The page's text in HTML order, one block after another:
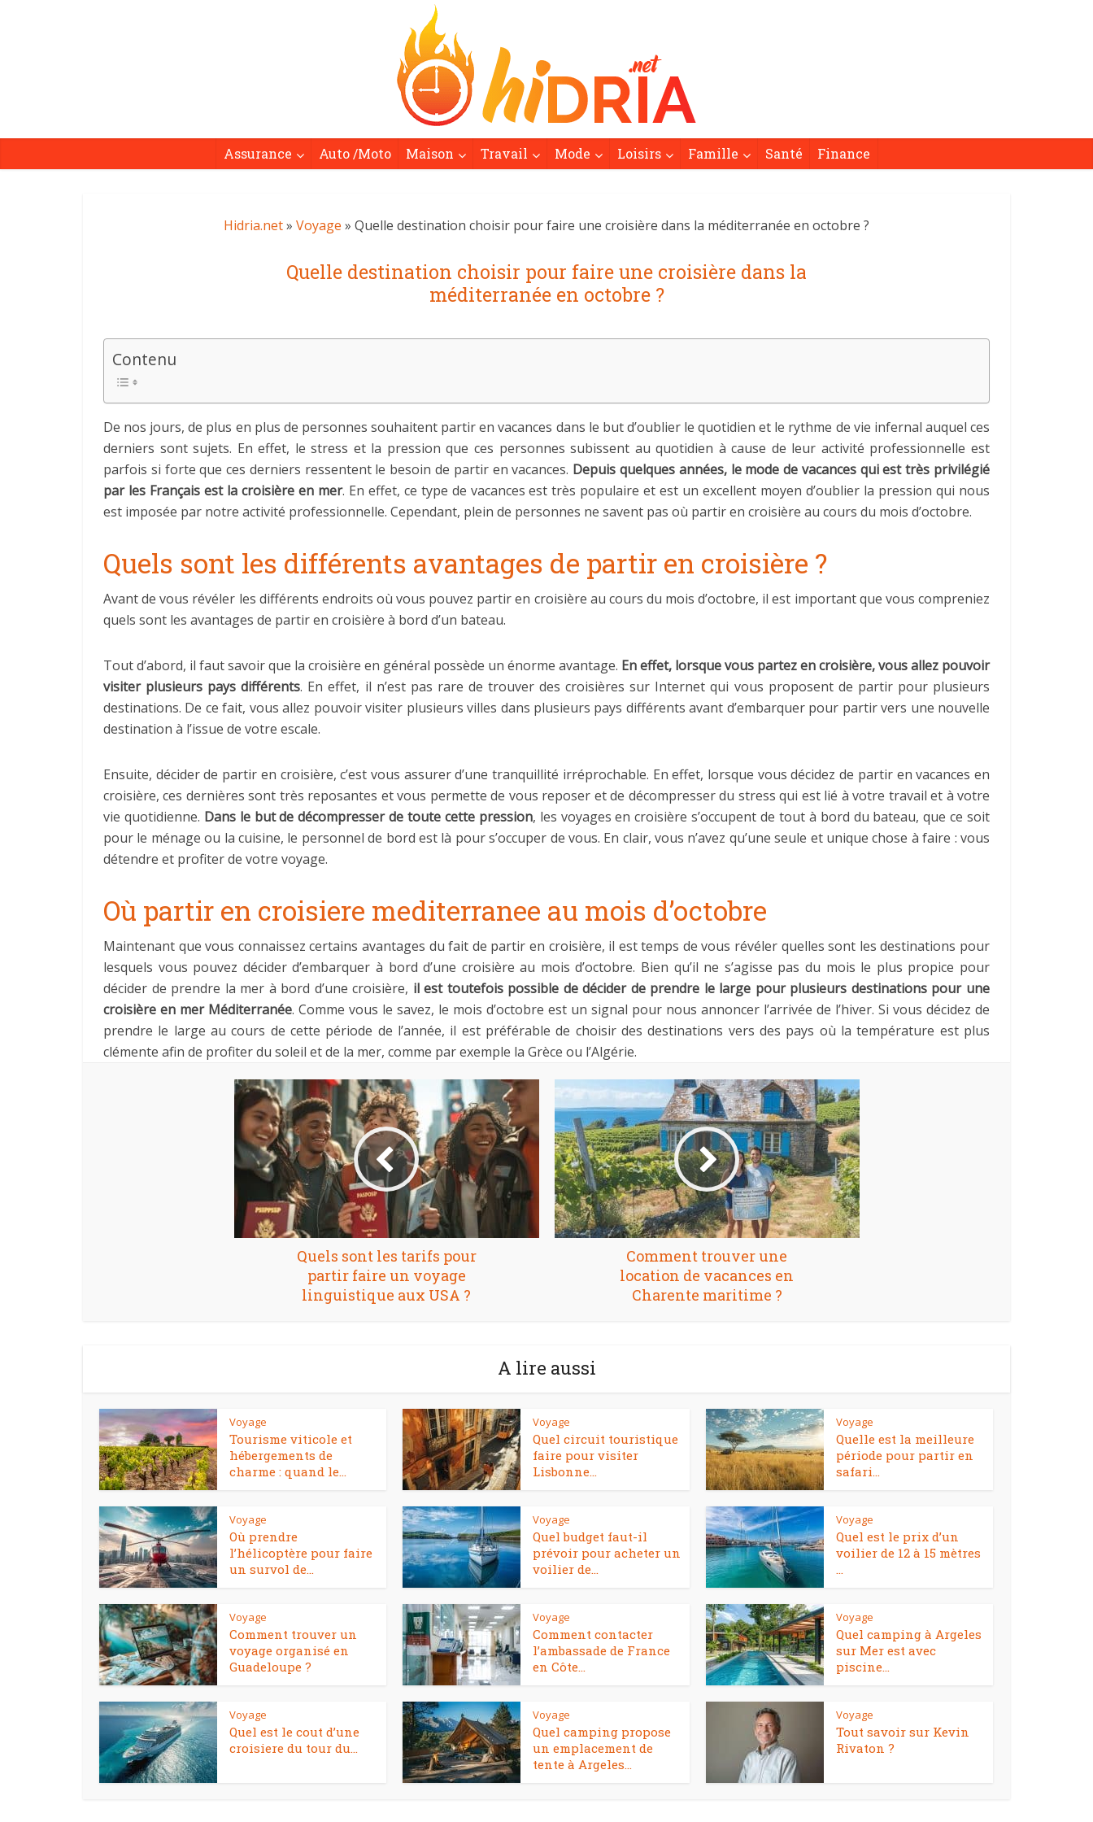
Assurance Auto /Moto Maison Travail Mode Loisirs Famille Santé Finance
Hidria.net» Voyage » Quelle destination choisir pour faire une croisière dans la méditerranée en octobre ?
Quelle destination choisir pour faire une croisière dans la
méditerranée en octobre ?
Contenu
De nos jours, de plus en plus de personnes souhaitent partir en vacances dans le but d’oublier le quotidien et le rythme de vie infernal auquel ces
derniers sont sujets. En effet, le stress et la pression que ces personnes subissent au quotidien à cause de leur activité professionnelle est
parfois si forte que ces derniers ressentent le besoin de partir en vacances. Depuis quelques années, le mode de vacances qui est très privilégié
par les Français est la croisière en mer. En effet, ce type de vacances est très populaire et est un excellent moyen d’oublier la pression qui nous
est imposée par notre activité professionnelle. Cependant, plein de personnes ne savent pas où partir en croisière au cours du mois d’octobre.
Quels sont les différents avantages de partir en croisière ?
Avant de vous révéler les différents endroits où vous pouvez partir en croisière au cours du mois d’octobre, il est important que vous compreniez
quels sont les avantages de partir en croisière à bord d’un bateau.
Tout d’abord, il faut savoir que la croisière en général possède un énorme avantage. En effet, lorsque vous partez en croisière, vous allez pouvoir
visiter plusieurs pays différents. En effet, il n’est pas rare de trouver des croisières sur Internet qui vous proposent de partir pour plusieurs
destinations. De ce fait, vous allez pouvoir visiter plusieurs villes dans plusieurs pays différents avant d’embarquer pour partir vers une nouvelle
destination à l’issue de votre escale.
Ensuite, décider de partir en croisière, c’est vous assurer d’une tranquillité irréprochable. En effet, lorsque vous décidez de partir en vacances en
croisière, ces dernières sont très reposantes et vous permette de vous reposer et de décompresser du stress qui est lié à votre travail et à votre
vie quotidienne. Dans le but de décompresser de toute cette pression, les voyages en croisière s’occupent de tout à bord du bateau, que ce soit
pour le ménage ou la cuisine, le personnel de bord est là pour s’occuper de vous. En clair, vous n’avez qu’une seule et unique chose à faire : vous
détendre et profiter de votre voyage.
Où partir en croisiere mediterranee au mois d’octobre
Maintenant que vous connaissez certains avantages du fait de partir en croisière, il est temps de vous révéler quelles sont les destinations pour
lesquels vous pouvez décider d’embarquer à bord d’une croisière au mois d’octobre. Bien qu’il ne s’agisse pas du mois le plus propice pour
décider de prendre la mer à bord d’une croisière, il est toutefois possible de décider de prendre le large pour plusieurs destinations pour une
croisière en mer Méditerranée. Comme vous le savez, le mois d’octobre est un signal pour nous annoncer l’arrivée de l’hiver. Si vous décidez de
prendre le large au cours de cette période de l’année, il est préférable de choisir des destinations vers des pays où la température est plus
clémente afin de profiter du soleil et de la mer, comme par exemple la Grèce ou l’Algérie.
Quels sont les tarifs pour
partir faire un voyage
linguistique aux USA ?
Comment trouver une
location de vacances en
Charente maritime ?
A lire aussi
Voyage
Tourisme viticole et
hébergements de
charme : quand le...
Voyage
Quel circuit touristique
faire pour visiter
Lisbonne...
Voyage
Quelle est la meilleure
période pour partir en
safari...
Voyage
Où prendre
l’hélicoptère pour faire
un survol de...
Voyage
Quel budget faut-il
prévoir pour acheter un
voilier de...
Voyage
Quel est le prix d’un
voilier de 12 à 15 mètres
...
Voyage
Comment trouver un
voyage organisé en
Guadeloupe ?
Voyage
Comment contacter
l’ambassade de France
en Côte...
Voyage
Quel camping à Argeles
sur Mer est avec
piscine...
Voyage
Quel est le cout d’une
croisiere du tour du...
Voyage
Quel camping propose
un emplacement de
tente à Argeles...
Voyage
Tout savoir sur Kevin
Rivaton ?